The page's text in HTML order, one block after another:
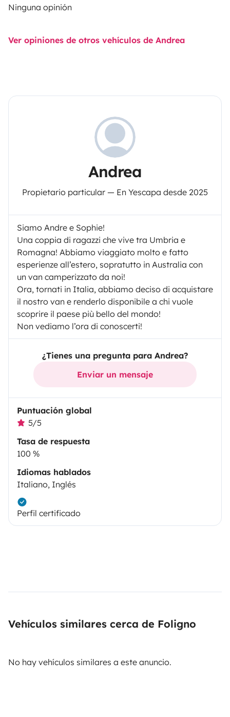
Ninguna opinión
Ver opiniones de otros vehículos de Andrea
Andrea
Propietario particular — En Yescapa desde 2025
Siamo Andre e Sophie!
Una coppia di ragazzi che vive tra Umbria e
Romagna! Abbiamo viaggiato molto e fatto
esperienze all’estero, sopratutto in Australia con
un van camperizzato da noi!
Ora, tornati in Italia, abbiamo deciso di acquistare
il nostro van e renderlo disponibile a chi vuole
scoprire il paese più bello del mondo!
Non vediamo l’ora di conoscerti!
¿Tienes una pregunta para Andrea?
Enviar un mensaje
Puntuación global
5/5
Tasa de respuesta
100 %
Idiomas hablados
Italiano, Inglés
Perfil certificado
Vehículos similares cerca de Foligno
No hay vehículos similares a este anuncio.